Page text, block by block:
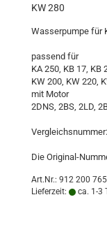
KW 280
Wasserpumpe für
passend für
KA 250, KB 17, KB
KW 200, KW 220,
mit Motor
2DNS, 2BS, 2LD,
Vergleichsnummer:
Die Original-
Art.Nr.: 912 200 765
Lieferzeit:
ca. 1-3